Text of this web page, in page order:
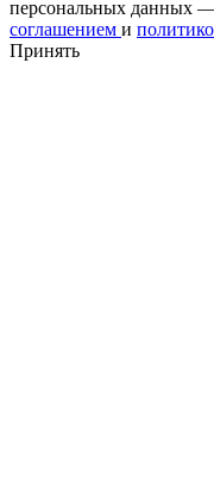
персональных данных —
соглашением и
Принять